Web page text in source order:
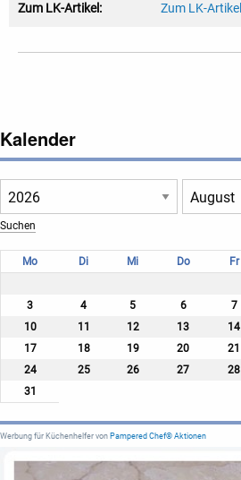
Zum LK-Artikel: Zum LK-Artikel
Kalender
Mo Di Mi Do Fr
3
4 5 6 7
10
11 12 13 14
17
18 19 20 21
24
25 26 27 28
31
Werbung für Küchenhelfer von Pampered Chef® Aktionen